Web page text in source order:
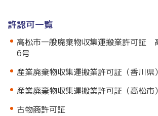
許認可一覧
高松市一般廃棄物収集運搬業許可証
6号
産業廃棄物収集運搬業許可証（香川
産業廃棄物収集運搬業許可証（高松
古物商許可証